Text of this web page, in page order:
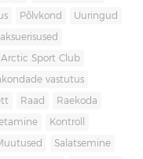
Põlvkond Uuringud
Arctic Sport Club
vastutus
Raad Raekoda
Kontroll
Salatsemine